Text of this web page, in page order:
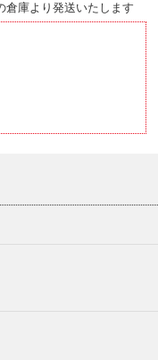
倉庫より発送いたします